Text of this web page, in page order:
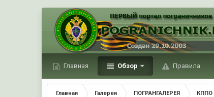
Главная Обзор Правила
Главная Галерея ПОГРАНГАЛЕРЕЯ КППО